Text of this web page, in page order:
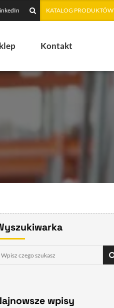
KATALOG PRODUKTÓW
Kontakt
wpisy